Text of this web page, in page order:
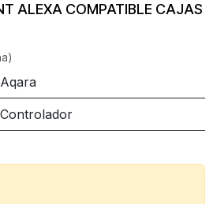
ALEXA COMPATIBLE CAJAS
Aqara
Controlador